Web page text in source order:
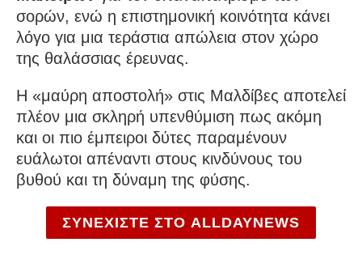
σορών, ενώ η επιστημονική κοινότητα κάνει
λόγο για μια τεράστια απώλεια στον χώρο
της θαλάσσιας έρευνας.
Η «μαύρη αποστολή» στις Μαλδίβες αποτελεί
πλέον μια σκληρή υπενθύμιση πως ακόμη
και οι πιο έμπειροι δύτες παραμένουν
ευάλωτοι απέναντι στους κινδύνους του
βυθού και τη δύναμη της φύσης.
ΣΥΝΕΧΙΣΤΕ ΣΤΟ ALLDAYNEWS